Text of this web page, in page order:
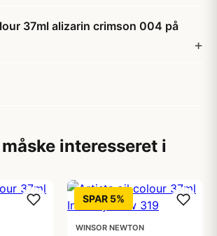
37ml alizarin crimson 004 på
interesseret i
SPAR 5%
WINSOR NEWTON